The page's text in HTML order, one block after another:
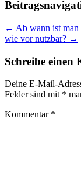
← Ab wann ist
wie vor nutzbar? →
Schreibe einen
Deine E-Mail-
Felder sind mit *
Kommentar *